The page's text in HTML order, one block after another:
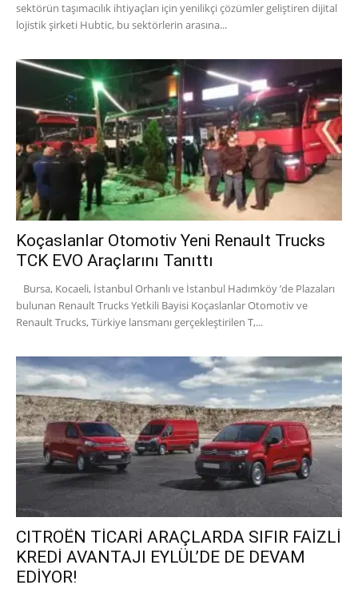
sektörün taşımacılık ihtiyaçları için yenilikçi çözümler geliştiren dijital
lojistik şirketi Hubtic, bu sektörlerin arasına...
Koçaslanlar Otomotiv Yeni Renault Trucks
TCK EVO Araçlarını Tanıttı
Bursa, Kocaeli, İstanbul Orhanlı ve İstanbul Hadımköy ’de Plazaları
bulunan Renault Trucks Yetkili Bayisi Koçaslanlar Otomotiv ve
Renault Trucks, Türkiye lansmanı gerçekleştirilen T,...
CITROËN TİCARİ ARAÇLARDA SIFIR FAİZLİ
KREDİ AVANTAJI EYLÜL’DE DE DEVAM
EDİYOR!